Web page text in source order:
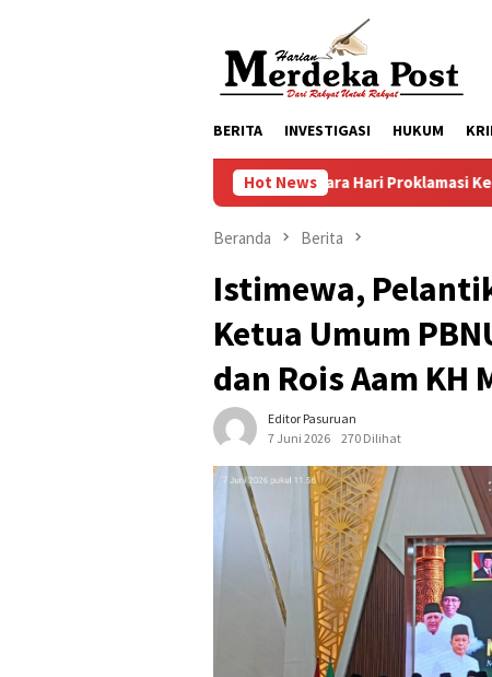
BERITA INVESTIGASI HUKUM
Hot News
Upacara Hari Proklamasi Kemerdekaan RI Ke 81
Beranda Berita
Istimewa,
Ketua Umum
dan Rois Aam KH
Editor Pasuruan
7 Juni 2026
270 Dilihat